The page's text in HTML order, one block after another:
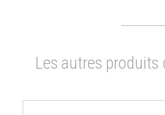
Les autres produits